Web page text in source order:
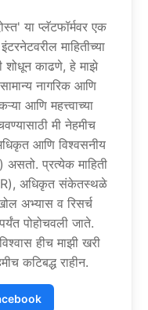
या प्लॅटफॉर्मवर एक
माहितीच्या
शोधून काढणे, हे माझे
नागरिक आणि
आणि महत्त्वाच्या
मी नेहमीच
आणि विश्वसनीय
प्रत्येक माहिती
अधिकृत संकेतस्थळे
अभ्यास व रिसर्च
पोहोचवली जाते.
हीच माझी खरी
कटिबद्ध राहीन.